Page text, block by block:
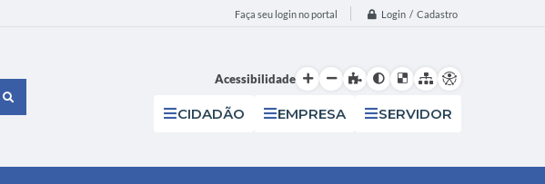
Faça seu login no portal Login / Cadastro
Acessibilidade
CIDADÃO EMPRESA SERVIDOR